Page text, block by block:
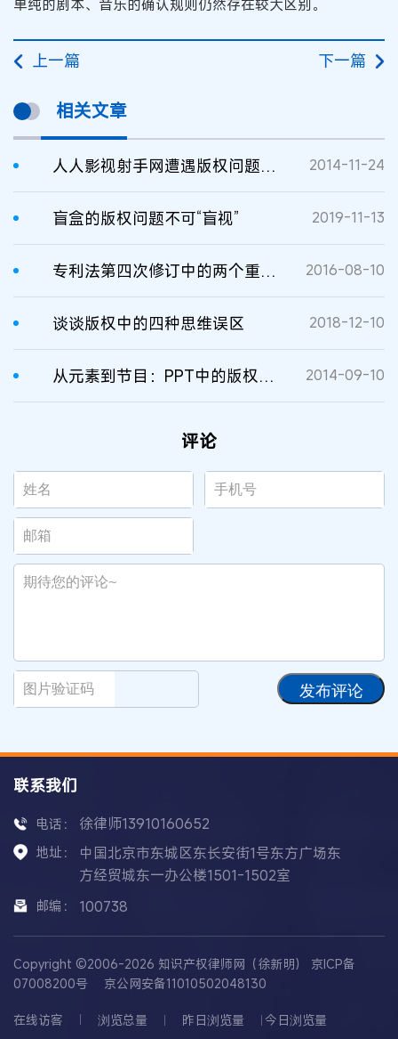
单纯的剧本、音乐的确认规则仍然存在较大区别。
上一篇 下一篇
相关文章
人人影视射手网遭遇版权问题关闭 2014-11-24
盲盒的版权问题不可“盲视” 2019-11-13
专利法第四次修订中的两个重要问题 2016-08-10
谈谈版权中的四种思维误区 2018-12-10
从元素到节目：PPT中的版权问题 2014-09-10
评论
发布评论
联系我们
电话： 徐律师13910160652
地址：
中国北京市东城区东长安街1号东方广场东
方经贸城东一办公楼1501-1502室
邮编： 100738
Copyright ©2006-2026 知识产权律师网（徐新明） 京ICP备
07008200号
京公网安备11010502048130
在线访客 浏览总量 昨日浏览量 今日浏览量